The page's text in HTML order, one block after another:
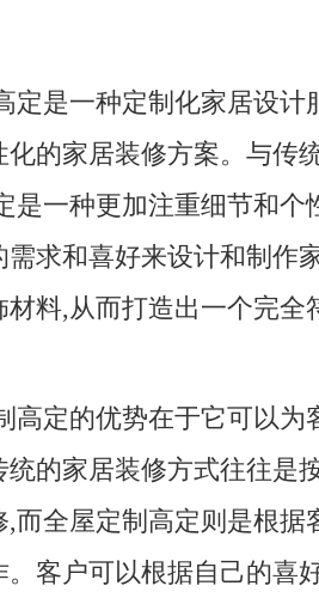
定是一种定制化家居设计
化的家居装修方案。与传
是一种更加注重细节和个
需求和喜好来设计和制作
材料,从而打造出一个完全
高定的优势在于它可以为
统的家居装修方式往往是
,而全屋定制高定则是根据
。客户可以根据自己的喜